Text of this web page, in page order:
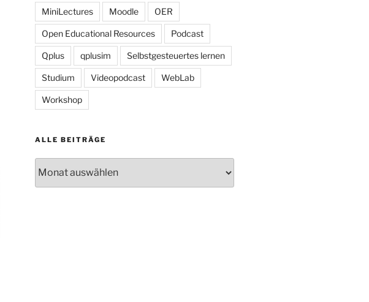
MiniLectures Moodle OER
Open Educational Resources Podcast
Qplus qplusim Selbstgesteuertes lernen
Studium Videopodcast WebLab
Workshop
ALLE BEITRÄGE
Beiträge